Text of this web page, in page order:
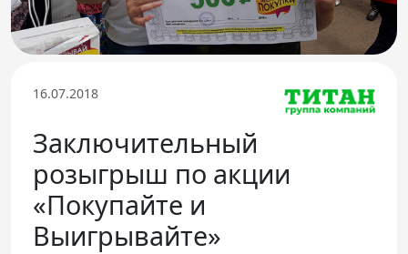
8 (3012) 411-099
Телефон доверия
16.07.2018
Заключительный
розыгрыш по акции
«Покупайте и
Выигрывайте»